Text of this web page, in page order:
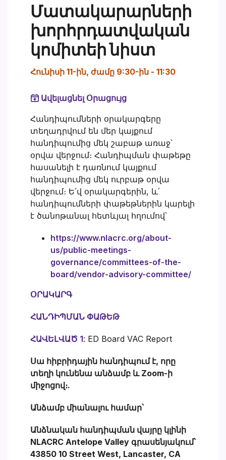
Մատակարարների
խորհրդատվական
կոմիտեի նիստ
Հունիսի 11-ին, ժամը 9:30-ին - 11:30
Ավելացնել Օրացույց
Հանդիպումների օրակարգերը
տեղադրվում են մեր կայքում
հանդիպումից մեկ շաբաթ առաջ՝
օրվա վերջում։ Հանդիպման փաթեթը
հասանելի է դառնում կայքում
հանդիպումից մեկ ուրբաթ օրվա
վերջում։ Ե՛վ օրակարգերին, և՛
հանդիպումների փաթեթներին կարելի
է ծանոթանալ հետևյալ հղումով՝
https://www.nlacrc.org/about-
us/public-meetings-
governance/committees-of-the-
board/vendor-advisory-committee/
ՕՐԱԿԱՐԳ
ՀԱՆԴԻՊՄԱՆ ՓԱԹԵԹ
ՀԱՎԵԼՎԱԾ 1: ED Board VAC Report
Սա հիբրիդային հանդիպում է, որը
տեղի կունենա անձամբ և Zoom-ի
միջոցով։.
Անձամբ միանալու համար՝
Անձնական հանդիպման վայրը կլինի
NLACRC Antelope Valley գրասենյակում՝
43850 10 Street West, Lancaster, CA